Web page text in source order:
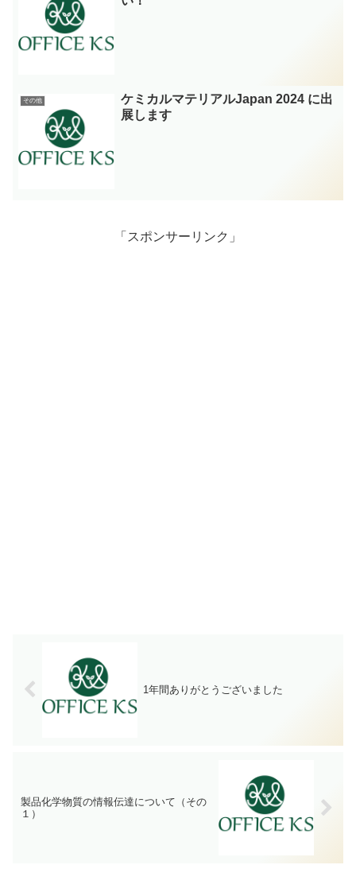
その他
ケミカルマテリアルJapan 2024 に出
展します
「スポンサーリンク」
1年間ありがとうございました
製品化学物質の情報伝達について（その
１）